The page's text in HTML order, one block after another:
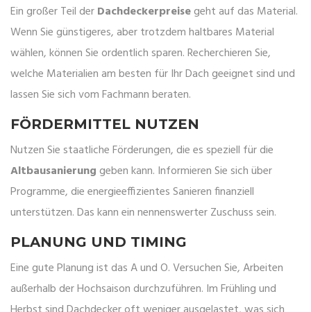
Ein großer Teil derDachdeckerpreisegeht auf das Material.
Wenn Sie günstigeres, aber trotzdem haltbares Material
wählen, können Sie ordentlich sparen. Recherchieren Sie,
welche Materialien am besten für Ihr Dach geeignet sind und
lassen Sie sich vom Fachmann beraten.
FÖRDERMITTEL NUTZEN
Nutzen Sie staatliche Förderungen, die es speziell für die
Altbausanierunggeben kann. Informieren Sie sich über
Programme, die energieeffizientes Sanieren finanziell
unterstützen. Das kann ein nennenswerter Zuschuss sein.
PLANUNG UND TIMING
Eine gute Planung ist das A und O. Versuchen Sie, Arbeiten
außerhalb der Hochsaison durchzuführen. Im Frühling und